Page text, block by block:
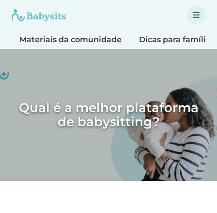
Materiais da comunidade Dicas para famílias
Qual é a melhor plataforma
de babysitting?